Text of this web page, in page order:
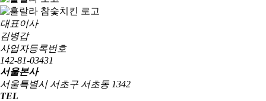
대표이사
김병갑
사업자등록번호
142-81-03431
서울본사
서울특별시 서초구 서초동 1342
TEL